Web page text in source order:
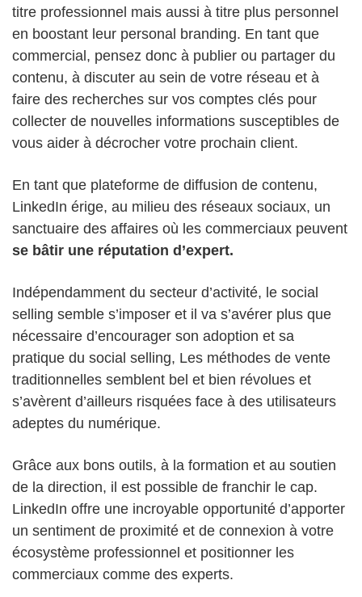
titre professionnel mais aussi à titre plus personnel
en boostant leur personal branding. En tant que
commercial, pensez donc à publier ou partager du
contenu, à discuter au sein de votre réseau et à
faire des recherches sur vos comptes clés pour
collecter de nouvelles informations susceptibles de
vous aider à décrocher votre prochain client.
En tant que plateforme de diffusion de contenu,
LinkedIn érige, au milieu des réseaux sociaux, un
sanctuaire des affaires où les commerciaux peuvent
se bâtir une réputation d’expert.
Indépendamment du secteur d’activité, le social
selling semble s’imposer et il va s’avérer plus que
nécessaire d’encourager son adoption et sa
pratique du social selling, Les méthodes de vente
traditionnelles semblent bel et bien révolues et
s’avèrent d’ailleurs risquées face à des utilisateurs
adeptes du numérique.
Grâce aux bons outils, à la formation et au soutien
de la direction, il est possible de franchir le cap.
LinkedIn offre une incroyable opportunité d’apporter
un sentiment de proximité et de connexion à votre
écosystème professionnel et positionner les
commerciaux comme des experts.